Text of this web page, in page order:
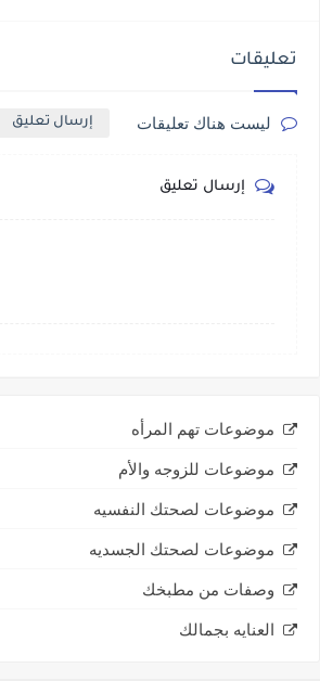
تعليقات
ليست هناك تعليقات إرسال تعليق
إرسال تعليق
موضوعات تهم المرأه
موضوعات للزوجه والأم
موضوعات لصحتك النفسيه
موضوعات لصحتك الجسديه
وصفات من مطبخك
العنايه بجمالك